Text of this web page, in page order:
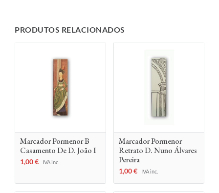
PRODUTOS RELACIONADOS
Marcador Pormenor B
Casamento De D. João I
1,00€ IVA inc.
Marcador Pormenor
Retrato D. Nuno Álvares
Pereira
1,00€ IVA inc.